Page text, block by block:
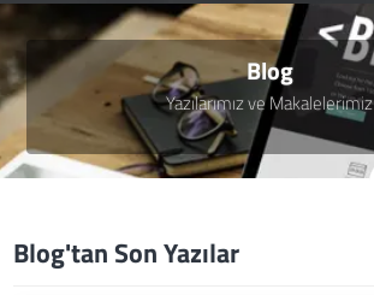
Blog
Yazılarımız ve Makalelerimiz
Blog'tan Son Yazılar